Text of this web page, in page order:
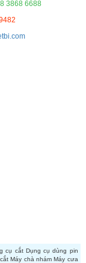
3868 6688
cụ cắt Dụng cụ dùng pin
Máy chà nhám Máy cưa